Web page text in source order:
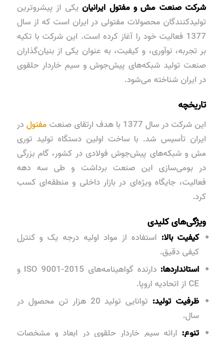
شرکت صنعت مش و مفتول ایرانیانیکی از پیشروترین
تولیدکنندگان محصولات مفتولی در ایران است که از سال
1377 فعالیت خود را آغاز کرده است. این شرکت با تکیه
بر تجربه، نوآوری، و کیفیت، به عنوان یکی از بنیان‌گذاران
صنعت تولید شبکه‌های پیش‌جوش و سیم خاردار حلقوی
در ایران شناخته می‌شود.
تاریخچه
این شرکت در سال 1377 با هدف ارتقای صنعت مفتولدر
ایران تأسیس شد. با ساخت اولین دستگاه تولید توری
مش و شبکه‌های پیش‌جوش فولادی در کشور، گام بزرگی
در بومی‌سازی این صنعت برداشت و طی سه دهه
فعالیت، جایگاه ویژه‌ای در بازار داخلی و منطقه‌ای کسب
کرد.
ویژگی‌های کلیدی
کیفیت بالا: استفاده از مواد اولیه درجه یک و کنترل
کیفی دقیق.
استانداردها:
دارنده گواهینامه‌های ISO 9001-2015 و
CE از اتحادیه اروپا.
ظرفیت تولید:
توانایی تولید 20 هزار تن محصول در
سال.
تنوع: ارائه سیم خاردار حلقوی در ابعاد و مشخصات